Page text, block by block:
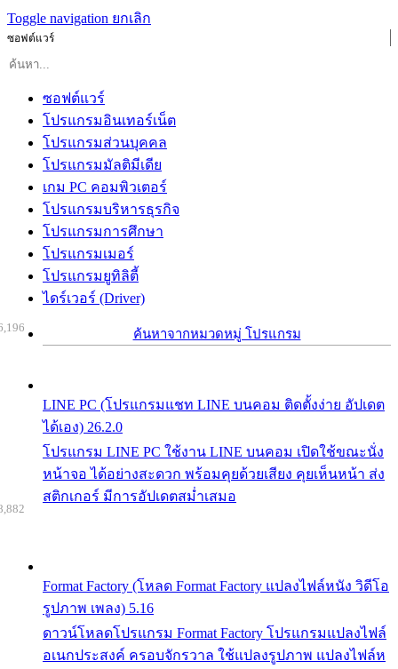
Toggle navigation ยกเลิก
ซอฟต์แวร์
ซอฟต์แวร์
โปรแกรมอินเทอร์เน็ต
โปรแกรมส่วนบุคคล
โปรแกรมมัลติมีเดีย
เกม PC คอมพิวเตอร์
โปรแกรมบริหารธุรกิจ
โปรแกรมการศึกษา
โปรแกรมเมอร์
โปรแกรมยูทิลิตี้
ไดร์เวอร์ (Driver)
ค้นหาจากหมวดหมู่ โปรแกรม
LINE PC (โปรแกรมแชท LINE บนคอม ติดตั้งง่าย อัปเดต
ได้เอง) 26.2.0
โปรแกรม LINE PC ใช้งาน LINE บนคอม เปิดใช้ขณะนั่ง
หน้าจอ ได้อย่างสะดวก พร้อมคุยด้วยเสียง คุยเห็นหน้า ส่ง
สติกเกอร์ มีการอัปเดตสม่ำเสมอ
Format Factory (โหลด Format Factory แปลงไฟล์หนัง วิดีโอ
รูปภาพ เพลง) 5.16
ดาวน์โหลดโปรแกรม Format Factory โปรแกรมแปลงไฟล์
อเนกประสงค์ ครอบจักรวาล ใช้แปลงรูปภาพ แปลงไฟล์ห